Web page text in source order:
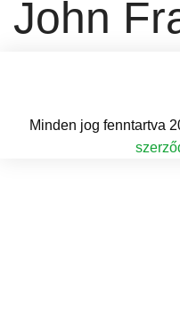
John
Minden jog fenntartva